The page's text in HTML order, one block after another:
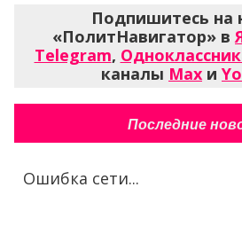
Подпишитесь на
«ПолитНавигатор» в
Telegram,
каналы Max и
Последние
Ошибка сети...